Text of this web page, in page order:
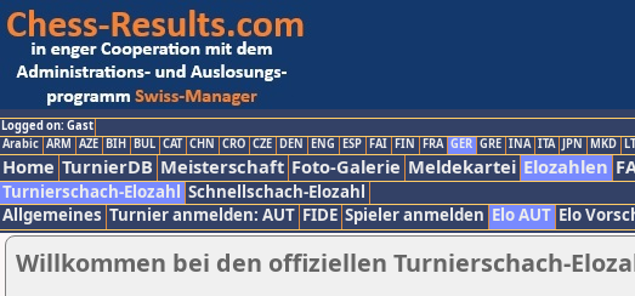
Logged on: Gast
Arabic ARM AZE BIH BUL CAT CHN CRO CZE DEN ENG ESP FAI FIN FRA GER GRE INA ITA JPN MKD
Home TurnierDB Meisterschaft Foto-Galerie Meldekartei Elozahlen
Turnierschach-Elozahl Schnellschach-Elozahl
Allgemeines Turnier anmelden: AUT FIDE Spieler anmelden Elo AUT Elo
Willkommen bei den offiziellen Turnierschach-